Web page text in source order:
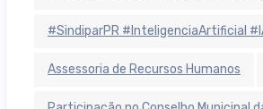
#SindiparPR #InteligenciaArtificial
Assessoria de Recursos Humanos